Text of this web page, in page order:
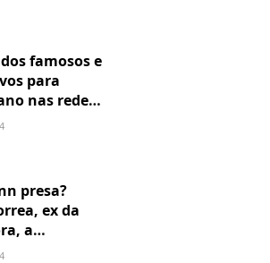
famosos e
para
nas redes
presa?
ex da
a